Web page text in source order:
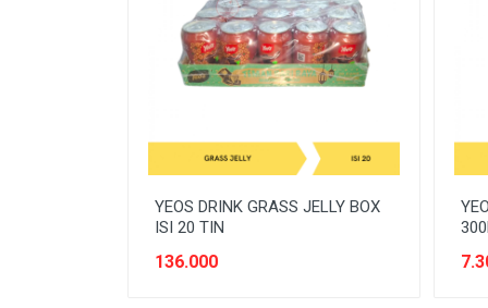
BATERAI & GAS
BERAS
CONFECTIONARY
FILE SYSTEM
FURNITURE
YEOS DRINK GRASS JELLY BOX
ISI 20 TIN
136.000